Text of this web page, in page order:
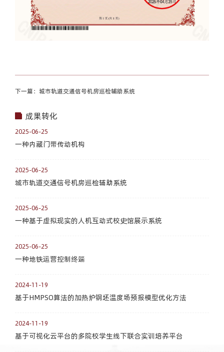
下一篇：城市轨道交通信号机房巡检辅助系统
成果转化
2025-06-25
一种内藏门带传动机构
2025-06-25
城市轨道交通信号机房巡检辅助系统
2025-06-25
一种基于虚拟现实的人机互动式校史馆展示系统
2025-06-25
一种地铁运营控制终端
2024-11-19
基于HMPSO算法的加热炉钢坯温度场预报模型优化方法
2024-11-19
基于可视化云平台的多院校学生线下联合实训培养平台